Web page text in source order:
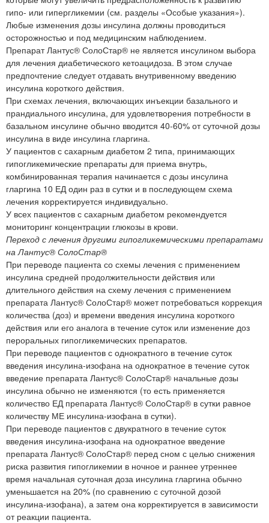
гипо- или гипергликемии (см. разделы «Особые указания»).
Любые изменения дозы инсулина должны проводиться
осторожностью и под медицинским наблюдением.
Препарат Лантус® СолоСтар® не является инсулином выбора
для лечения диабетического кетоацидоза. В этом случае
предпочтение следует отдавать внутривенному введению
инсулина короткого действия.
При схемах лечения, включающих инъекции базального и
прандиального инсулина, для удовлетворения потребности в
базальном инсулине обычно вводится 40-60% от суточной дозы
инсулина в виде инсулина гларгина.
У пациентов с сахарным диабетом 2 типа, принимающих
гипогликемические препараты для приема внутрь,
комбинированная терапия начинается с дозы инсулина
гларгина 10 ЕД один раз в сутки и в последующем схема
лечения корректируется индивидуально.
У всех пациентов с сахарным диабетом рекомендуется
мониторинг концентрации глюкозы в крови.
Переход с лечения другими гипогликемическими препаратами
на Лантус® СолоСтар®
При переводе пациента со схемы лечения с применением
инсулина средней продолжительности действия или
длительного действия на схему лечения с применением
препарата Лантус® СолоСтар® может потребоваться коррекция
количества (доз) и времени введения инсулина короткого
действия или его аналога в течение суток или изменение доз
пероральных гипогликемических препаратов.
При переводе пациентов с однократного в течение суток
введения инсулина-изофана на однократное в течение суток
введение препарата Лантус® СолоСтар® начальные дозы
инсулина обычно не изменяются (то есть применяется
количество ЕД препарата Лантус® СолоСтар® в сутки равное
количеству МЕ инсулина-изофана в сутки).
При переводе пациентов с двукратного в течение суток
введения инсулина-изофана на однократное введение
препарата Лантус® СолоСтар® перед сном с целью снижения
риска развития гипогликемии в ночное и раннее утреннее
время начальная суточная доза инсулина гларгина обычно
уменьшается на 20% (по сравнению с суточной дозой
инсулина-изофана), а затем она корректируется в зависимости
от реакции пациента.